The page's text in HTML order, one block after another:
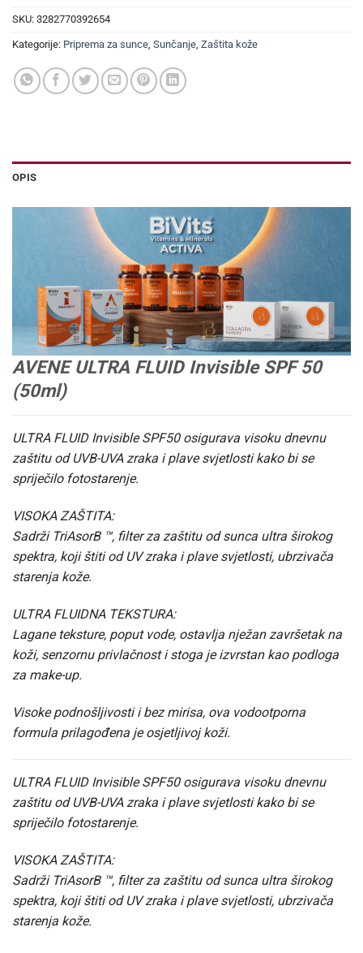
SKU: 3282770392654
Kategorije: Priprema za sunce, Sunčanje, Zaštita kože
OPIS
AVENE ULTRA FLUID Invisible SPF 50
(50ml)
ULTRA FLUID Invisible SPF50 osigurava visoku dnevnu
zaštitu od UVB-UVA zraka i plave svjetlosti kako bi se
spriječilo fotostarenje.
VISOKA ZAŠTITA:
Sadrži TriAsorB ™, filter za zaštitu od sunca ultra širokog
spektra, koji štiti od UV zraka i plave svjetlosti, ubrzivača
starenja kože.
ULTRA FLUIDNA TEKSTURA:
Lagane teksture, poput vode, ostavlja nježan završetak na
koži, senzornu privlačnost i stoga je izvrstan kao podloga
za make-up.
Visoke podnošljivosti i bez mirisa, ova vodootporna
formula prilagođena je osjetljivoj koži.
ULTRA FLUID Invisible SPF50 osigurava visoku dnevnu
zaštitu od UVB-UVA zraka i plave svjetlosti kako bi se
spriječilo fotostarenje.
VISOKA ZAŠTITA:
Sadrži TriAsorB ™, filter za zaštitu od sunca ultra širokog
spektra, koji štiti od UV zraka i plave svjetlosti, ubrzivača
starenja kože.